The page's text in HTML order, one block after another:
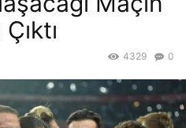
0
4329